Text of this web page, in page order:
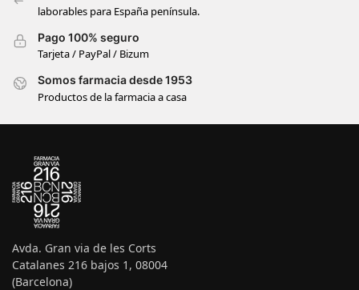
laborables para España península.
Pago 100% seguro
Tarjeta / PayPal / Bizum
Somos farmacia desde 1953
Productos de la farmacia a casa
Avda. Gran via de les Corts
Catalanes 216 bajos 1, 08004
(Barcelona)